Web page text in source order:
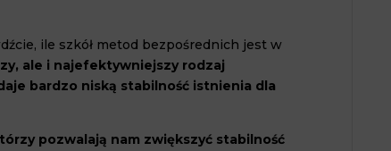
ile szkół metod bezpośrednich jest w
ale i najefektywniejszy rodzaj
bardzo niską stabilność istnienia dla
pozwalają nam zwiększyć stabilność